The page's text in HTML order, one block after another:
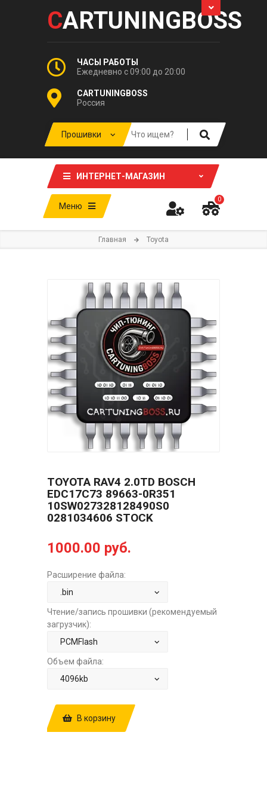
CARTUNINGBOSS
ЧАСЫ РАБОТЫ
Ежедневно с 09:00 до 20:00
CARTUNINGBOSS
Россия
ИНТЕРНЕТ-МАГАЗИН
Меню
0
Главная Toyota
TOYOTA RAV4 2.0TD BOSCH
EDC17C73 89663-0R351
10SW027328128490S0
0281034606 STOCK
1000.00 руб.
Расширение файла:
Чтение/запись прошивки (рекомендуемый
загрузчик):
Объем файла:
В корзину